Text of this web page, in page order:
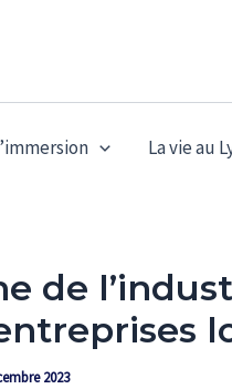
La vie au
de
2023